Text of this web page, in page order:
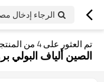
الرجاء إدخال
تم العثور على4 من
الصين ألياف البولي